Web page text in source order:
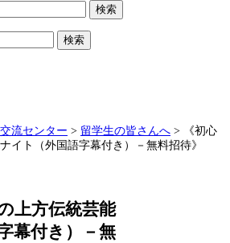
流センター > 留学生の皆さんへ >
《初心
イト（外国語字幕付き）－無料招待》
上方伝統芸能
幕付き）－無